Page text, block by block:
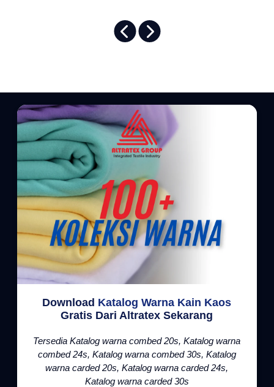
Download Katalog Warna Kain Kaos
Gratis Dari Altratex Sekarang
Tersedia Katalog warna combed 20s, Katalog warna
combed 24s, Katalog warna combed 30s, Katalog
warna carded 20s, Katalog warna carded 24s,
Katalog warna carded 30s